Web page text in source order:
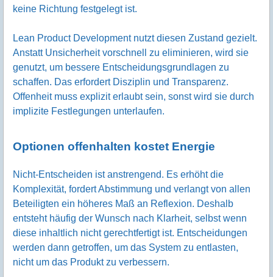
keine Richtung festgelegt ist.
Lean Product Development nutzt diesen Zustand gezielt.
Anstatt Unsicherheit vorschnell zu eliminieren, wird sie
genutzt, um bessere Entscheidungsgrundlagen zu
schaffen. Das erfordert Disziplin und Transparenz.
Offenheit muss explizit erlaubt sein, sonst wird sie durch
implizite Festlegungen unterlaufen.
Optionen offenhalten kostet Energie
Nicht-Entscheiden ist anstrengend. Es erhöht die
Komplexität, fordert Abstimmung und verlangt von allen
Beteiligten ein höheres Maß an Reflexion. Deshalb
entsteht häufig der Wunsch nach Klarheit, selbst wenn
diese inhaltlich nicht gerechtfertigt ist. Entscheidungen
werden dann getroffen, um das System zu entlasten,
nicht um das Produkt zu verbessern.